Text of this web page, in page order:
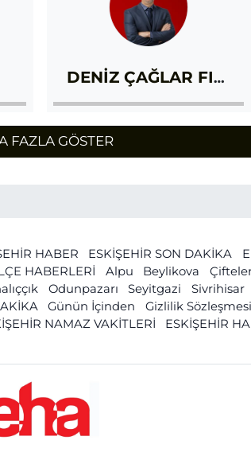
DENIZ ÇAĞLAR FIRAT
FAZLA GÖSTER
HABER ESKİŞEHİR SON DAKİKA
HABERLERİ
Alpu Beylikova
Odunpazarı Seyitgazi Sivrihisar
Günün İçinden Gizlilik Sözleşmesi
NAMAZ VAKİTLERİ
ESKİŞEHİR